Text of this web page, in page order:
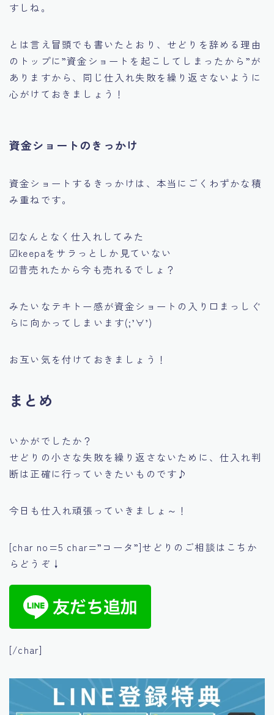
すしね。
とは言え冒頭でも書いたとおり、せどりを辞める理由
のトップに”資金ショートを起こしてしまったから”が
ありますから、同じ仕入れ失敗を繰り返さないように
心がけておきましょう！
資金ショートのきっかけ
資金ショートするきっかけは、本当にごくわずかな積
み重ねです。
☑なんとなく仕入れしてみた
☑keepaをサラっとしか見ていない
☑昔売れたから今も売れるでしょ？
みたいなテキトー感が資金ショートの入り口まっしぐ
らに向かってしまいます(;’∀’)
お互い気を付けておきましょう！
まとめ
いかがでしたか？
せどりの小さな失敗を繰り返さないために、仕入れ判
断は正確に行っていきたいものです♪
今日も仕入れ頑張っていきましょ～！
[char no=5 char=”コータ”]せどりのご相談はこちか
らどうぞ↓
[/char]